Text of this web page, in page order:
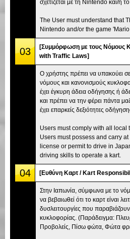
σχετίζεται με τη Nintendo και/ή
The User must understand that
Nintendo and/or the game 'Mario
03
[Συμμόρφωση με τους Νόμους
with Traffic Laws]
Ο χρήστης πρέπει να υπακούει
νόμους και κανονισμούς
έχει έγκυρη άδεια οδήγησης ή
και πρέπει να την φέρει πάντα
έχει επαρκείς δεξιότητες
Users must comply with all local
Users must possess and carry
license or permit to drive in
driving skills to operate a kart.
04 [Ευθύνη Καρτ / Kart
Στην Ιαπωνία, σύμφωνα με το
να βεβαιωθεί ότι το καρτ είναι
δυσλειτουργίες που
κυκλοφορίας. (Παράδειγμα:
Προβολείς, Πίσω φώτα, Φώτα